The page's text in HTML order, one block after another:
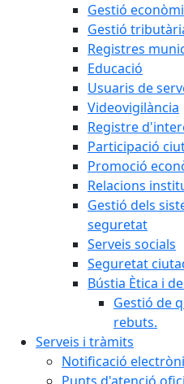
Gestió
Gestió
Registres
Educació
Usuaris de
Videovigilància
Registre
Participació
Promoció
Relacions
Gestió dels
seguretat
Serveis socials
Seguretat
Bústia Ètica i
Gestió de
rebuts.
Serveis i tràmits
Notificació